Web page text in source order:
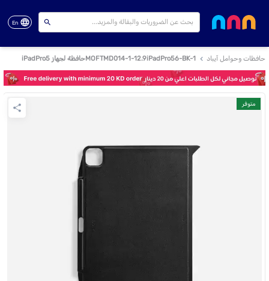
En
حافظات وحوامل آيباد MOFTMD014-1-12.9iPadPro56-BK-1حافظة لجهاز iPadPro5
متوفر